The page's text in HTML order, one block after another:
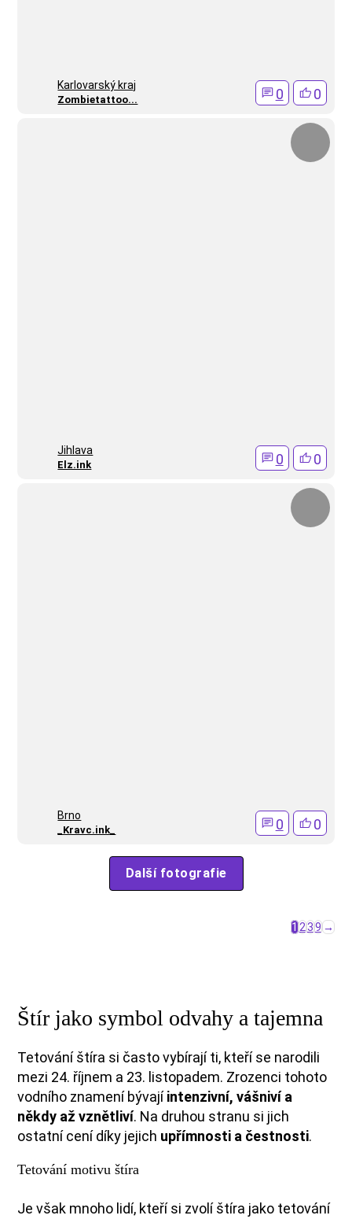
Karlovarský kraj
Zombietattoo... 0 0
Jihlava
Elz.ink 0 0
Brno
_Kravc.ink_ 0 0
Další fotografie
1239 →
Štír jako symbol odvahy a tajemna
Tetování štíra si často vybírají ti, kteří se narodili
mezi 24. říjnem a 23. listopadem. Zrozenci tohoto
vodního znamení bývajíintenzivní, vášniví a
někdy až vznětliví. Na druhou stranu si jich
ostatní cení díky jejich upřímnosti a čestnosti.
Tetování motivu štíra
Je však mnoho lidí, kteří si zvolí štíra jako tetování